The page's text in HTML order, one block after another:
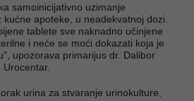
samoinicijativno uzimanje
kućne apoteke, u neadekvatnoj dozi.
tablete sve naknadno učinjene
i neće se moći dokazati koja je
upozorava primarijus dr. Dalibor
urina za stvaranje urinokulture,